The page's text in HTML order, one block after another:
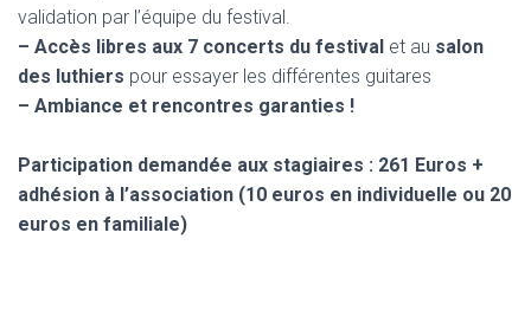
validation par l’équipe du festival.
– Accès libres aux 7 concerts du festival et au salon
des luthiers pour essayer les différentes guitares
– Ambiance et rencontres garanties !
Participation demandée aux stagiaires : 261 Euros +
adhésion à l’association (10 euros en individuelle ou 20
euros en familiale)